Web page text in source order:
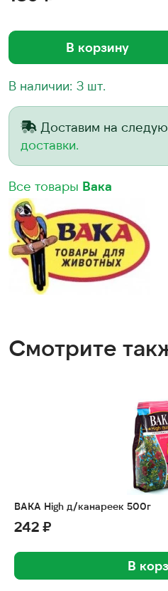
В корзину
В наличии: 3 шт.
Доставим на
доставки.
Все товары Вака
Смотрите
ВАКА High д/канареек 500г
242 ₽
В